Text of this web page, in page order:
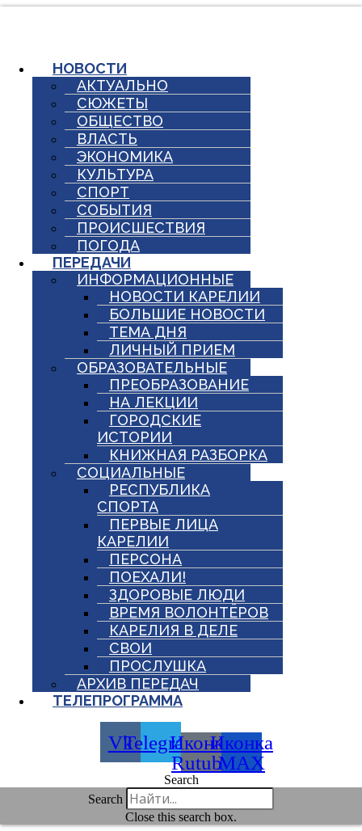
НОВОСТИ
АКТУАЛЬНО
СЮЖЕТЫ
ОБЩЕСТВО
ВЛАСТЬ
ЭКОНОМИКА
КУЛЬТУРА
СПОРТ
СОБЫТИЯ
ПРОИСШЕСТВИЯ
ПОГОДА
ПЕРЕДАЧИ
ИНФОРМАЦИОННЫЕ
НОВОСТИ КАРЕЛИИ
БОЛЬШИЕ НОВОСТИ
ТЕМА ДНЯ
ЛИЧНЫЙ ПРИЕМ
ОБРАЗОВАТЕЛЬНЫЕ
ПРЕОБРАЗОВАНИЕ
НА ЛЕКЦИИ
ГОРОДСКИЕ
ИСТОРИИ
КНИЖНАЯ РАЗБОРКА
СОЦИАЛЬНЫЕ
РЕСПУБЛИКА
СПОРТА
ПЕРВЫЕ ЛИЦА
КАРЕЛИИ
ПЕРСОНА
ПОЕХАЛИ!
ЗДОРОВЫЕ ЛЮДИ
ВРЕМЯ ВОЛОНТЁРОВ
КАРЕЛИЯ В ДЕЛЕ
СВОИ
ПРОСЛУШКА
АРХИВ ПЕРЕДАЧ
ТЕЛЕПРОГРАММА
VkTelegramИконка
Rutube
Иконка
MAX
Search
Search
Close this search box.